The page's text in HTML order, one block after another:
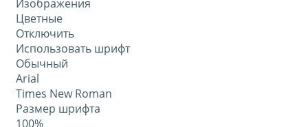
Изображения
Цветные
Отключить
Использовать шрифт
Обычный
Arial
Times New Roman
Размер шрифта
100%